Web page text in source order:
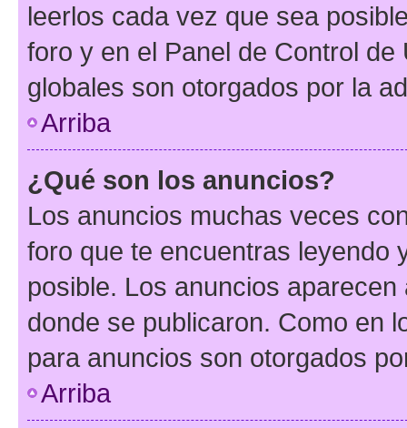
leerlos cada vez que sea
foro y en el Panel de Control
globales son otorgados por la
Arriba
¿Qué son los anuncios?
Los anuncios muchas veces
foro que te encuentras leyendo
posible. Los anuncios
donde se publicaron. Como en
para anuncios son otorgados
Arriba